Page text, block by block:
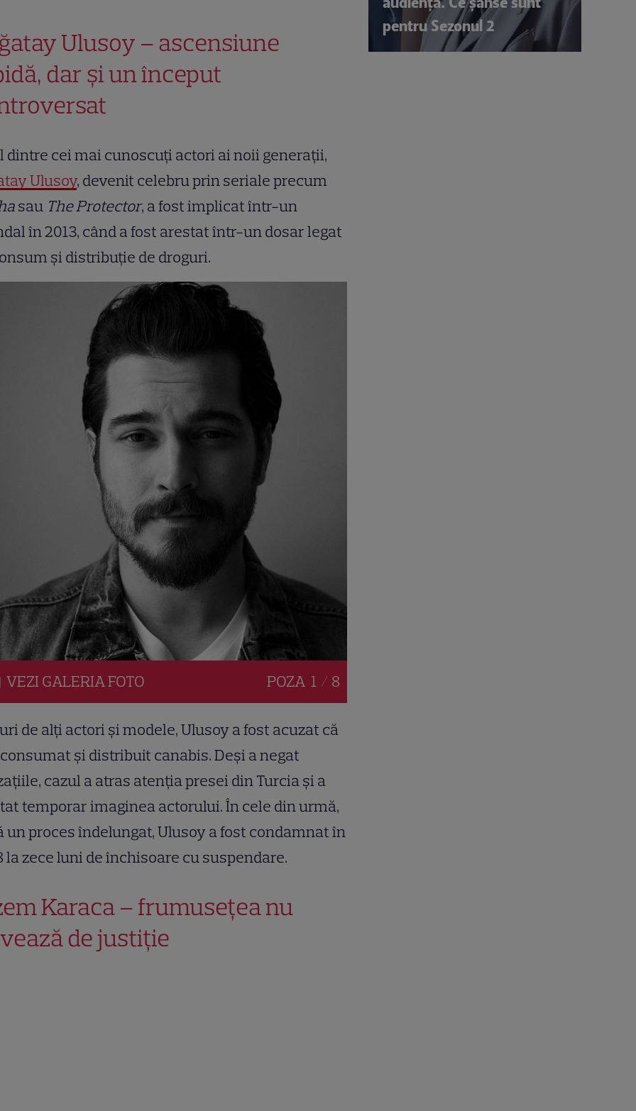
Ulusoy – ascensiune
dar și un început
dintre cei mai cunoscuți actori ai noii generații,
Ulusoy, devenit celebru prin seriale precum
sau The Protector, a fost implicat într-un
în 2013, când a fost arestat într-un dosar legat
și distribuție de droguri.
VEZI GALERIAFOTO POZA 1 / 8
de alți actori și modele, Ulusoy a fost acuzat că
și distribuit canabis. Deși a negat
cazul a atras atenția presei din Turcia și a
temporar imaginea actorului. În cele din urmă,
un proces îndelungat, Ulusoy a fost condamnat în
la zece luni de închisoare cu suspendare.
Karaca – frumusețea nu
de justiție
pentru Sezonul 2